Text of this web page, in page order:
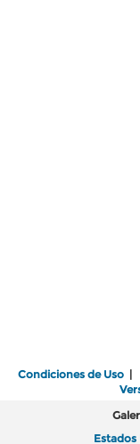
Condiciones de Uso |
Estados